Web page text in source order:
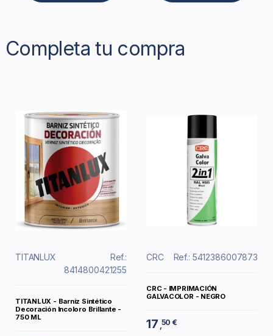
Completa tu compra
TITANLUX
Ref.:
8414800421255
TITANLUX - Barniz Sintético
Decoración Incoloro Brillante -
750 ML
CRC Ref.: 5412386007873
CRC - IMPRIMACIÓN
GALVACOLOR - NEGRO
17 ,50 €